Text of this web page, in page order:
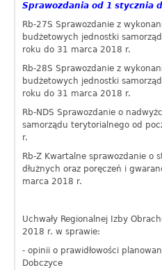
Sprawozdania od 1 stycznia
Rb-27S Sprawozdanie z
budżetowych jednostki
roku do 31 marca 2018 r.
Rb-28S Sprawozdanie z
budżetowych jednostki
roku do 31 marca 2018 r.
Rb-NDS Sprawozdanie o
samorządu terytorialnego od
r.
Rb-Z Kwartalne sprawozdanie o
dłużnych oraz poręczeń i
marca 2018 r.
Uchwały Regionalnej Izby
2018 r. w sprawie:
- opinii o prawidłowości
Dobczyce